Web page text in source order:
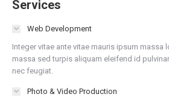
Services
Web Development
Integer vitae ante vitae mauris ipsum massa
massa sed turpis aliquam eleifend id
nec feugiat.
Photo & Video Production